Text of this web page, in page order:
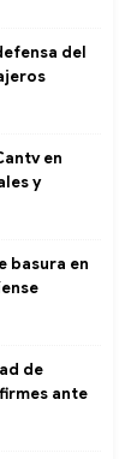
del
en
y
basura en
de
ante